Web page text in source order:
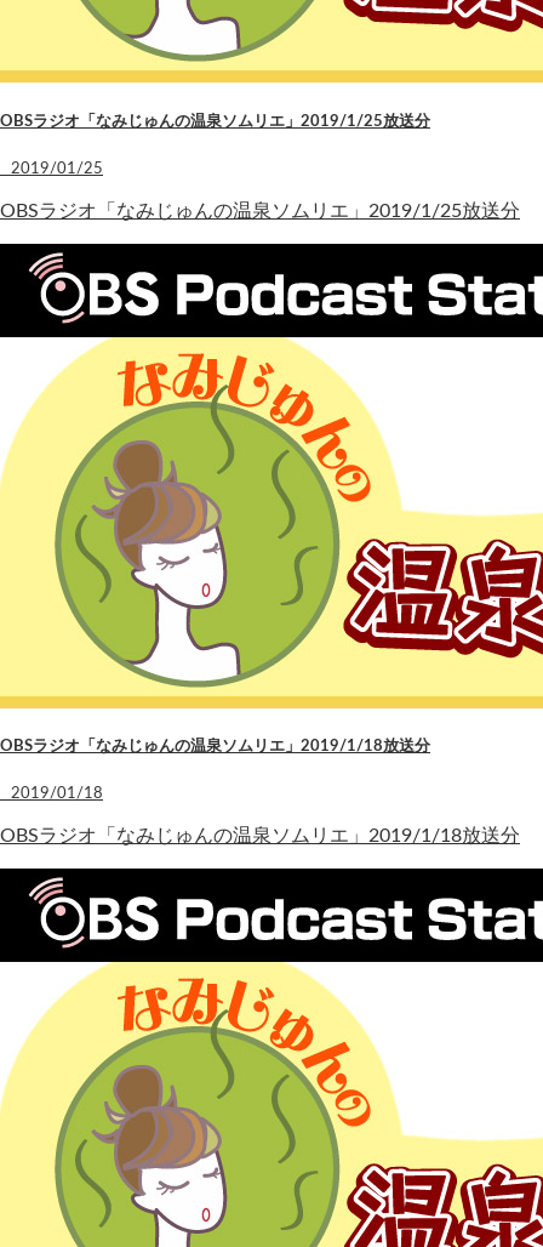
OBSラジオ「なみじゅんの温泉ソムリエ」2019/1/25放送分
2019/01/25
OBSラジオ「なみじゅんの温泉ソムリエ」2019/1/25放送分
OBSラジオ「なみじゅんの温泉ソムリエ」2019/1/18放送分
2019/01/18
OBSラジオ「なみじゅんの温泉ソムリエ」2019/1/18放送分